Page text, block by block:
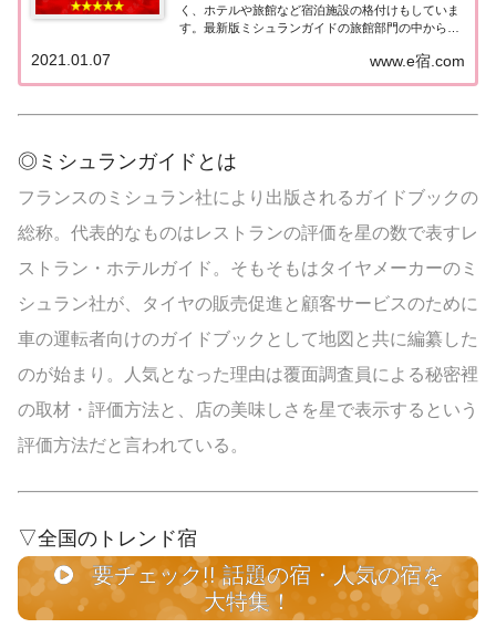
く、ホテルや旅館など宿泊施設の格付けもしていま
す。最新版ミシュランガイドの旅館部門の中から最
とめてみました♪ いずれも人気ランキングなどで常
に上位を賑わす有名旅館。各旅館の情報と口コミ評
www.e宿.com
2021.01.07
◎ミシュランガイドとは
フランスのミシュラン社により出版されるガイドブックの
総称。代表的なものはレストランの評価を星の数で表すレ
ストラン・ホテルガイド。そもそもはタイヤメーカーのミ
シュラン社が、タイヤの販売促進と顧客サービスのために
車の運転者向けのガイドブックとして地図と共に編纂した
のが始まり。人気となった理由は覆面調査員による秘密裡
の取材・評価方法と、店の美味しさを星で表示するという
評価方法だと言われている。
▽全国のトレンド宿
要チェック!! 話題の宿・人気の宿を
大特集！